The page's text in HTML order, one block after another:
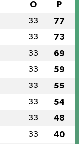
O P
33 77
33 73
33 69
33 59
33 55
33 54
33 48
33 40